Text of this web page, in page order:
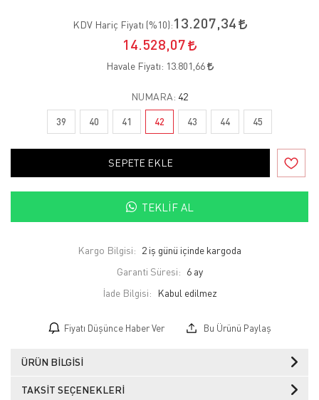
KDV Hariç Fiyatı (%10):13.207,34
14.528,07
Havale Fiyatı: 13.801,66
NUMARA: 42
39 40 41 42 43 44 45
SEPETE EKLE
TEKLIF AL
Kargo Bilgisi: 2 iş günü içinde kargoda
Garanti Süresi: 6 ay
İade Bilgisi:
Fiyatı Düşünce Haber Ver Bu Ürünü Paylaş
ÜRÜN BILGISI
TAKSIT SEÇENEKLERI